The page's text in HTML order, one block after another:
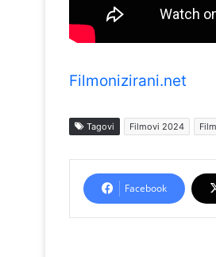
Filmonizirani.net
Tagovi Filmovi 2024
Facebook